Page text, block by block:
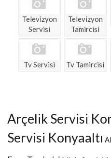
Televizyon
Servisi
Televizyon
Tamircisi
Tv Servisi Tv Tamircisi
Arçelik Servisi
Servisi Konyaaltı